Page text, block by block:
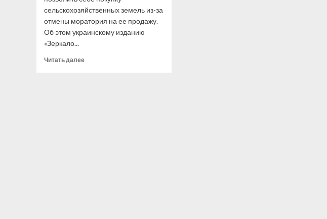
сельскохозяйственных земель из-за
отмены моратория на ее продажу.
Об этом украинскому изданию
«Зеркало...
Читать далееПрочитать